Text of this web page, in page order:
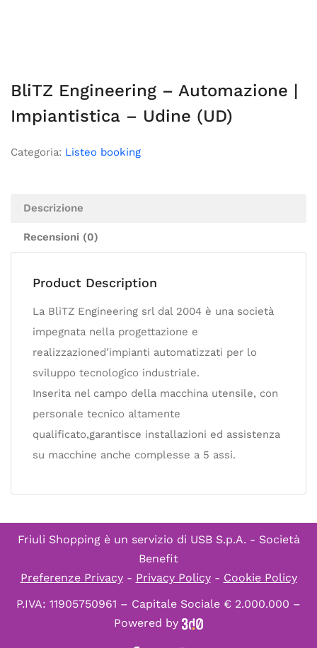
BliTZ Engineering – Automazione |
Impiantistica – Udine (UD)
Categoria: Listeo booking
Descrizione
Recensioni (0)
Product Description
La BliTZ Engineering srl dal 2004 è una società
impegnata nella progettazione e
realizzazioned’impianti automatizzati per lo
sviluppo tecnologico industriale.
Inserita nel campo della macchina utensile, con
personale tecnico altamente
qualificato,garantisce installazioni ed assistenza
su macchine anche complesse a 5 assi.
Friuli Shopping è un servizio di USB S.p.A. - Società
Benefit
Preferenze Privacy- Privacy Policy- Cookie Policy
P.IVA: 11905750961 – Capitale Sociale € 2.000.000 –
Powered by